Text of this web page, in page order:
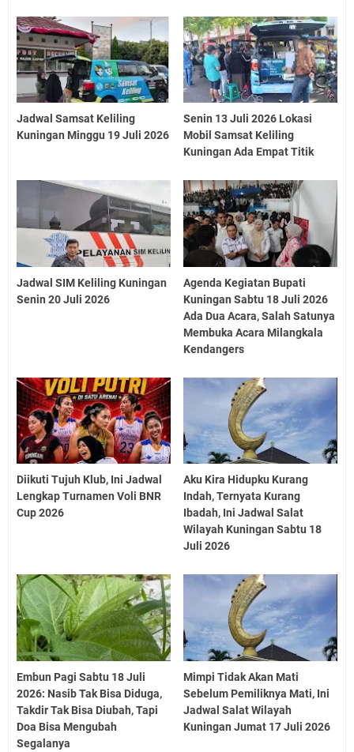
Jadwal Samsat Keliling
Kuningan Minggu 19 Juli 2026
Senin 13 Juli 2026 Lokasi
Mobil Samsat Keliling
Kuningan Ada Empat Titik
Jadwal SIM Keliling Kuningan
Senin 20 Juli 2026
Agenda Kegiatan Bupati
Kuningan Sabtu 18 Juli 2026
Ada Dua Acara, Salah Satunya
Membuka Acara Milangkala
Kendangers
Diikuti Tujuh Klub, Ini Jadwal
Lengkap Turnamen Voli BNR
Cup 2026
Aku Kira Hidupku Kurang
Indah, Ternyata Kurang
Ibadah, Ini Jadwal Salat
Wilayah Kuningan Sabtu 18
Juli 2026
Embun Pagi Sabtu 18 Juli
2026: Nasib Tak Bisa Diduga,
Takdir Tak Bisa Diubah, Tapi
Doa Bisa Mengubah
Segalanya
Mimpi Tidak Akan Mati
Sebelum Pemiliknya Mati, Ini
Jadwal Salat Wilayah
Kuningan Jumat 17 Juli 2026